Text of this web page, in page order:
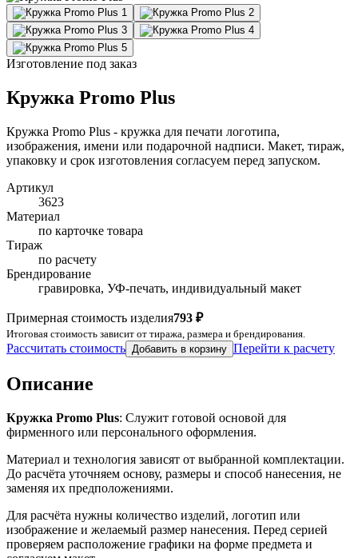
Изготовление под заказ
Кружка Promo Plus
Кружка Promo Plus - кружка для печати логотипа,
изображения, имени или подарочной надписи. Макет, тираж,
упаковку и срок изготовления согласуем перед запуском.
Артикул
3623
Материал
по карточке товара
Тираж
по расчету
Брендирование
гравировка, УФ-печать, индивидуальный макет
Примерная стоимость изделия793 ₽
Итоговая стоимость зависит от тиража, размера и брендирования.
Рассчитать стоимость Добавить в корзину Перейти к расчету
Описание
Кружка Promo Plus: Служит готовой основой для
фирменного или персонального оформления.
Материал и технология зависят от выбранной комплектации.
До расчёта уточняем основу, размеры и способ нанесения, не
заменяя их предположениями.
Для расчёта нужны количество изделий, логотип или
изображение и желаемый размер нанесения. Перед серией
проверяем расположение графики на форме предмета и